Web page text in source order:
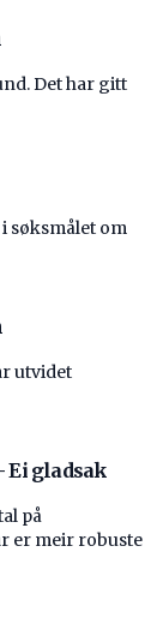
Det har gitt
søksmålet om
utvidet
Ei gladsak
på
er meir robuste